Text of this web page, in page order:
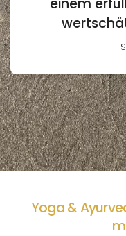
einem
Yoga &